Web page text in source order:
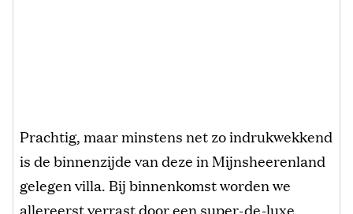
Prachtig, maar minstens net zo indrukwekkend
is de binnenzijde van deze in Mijnsheerenland
gelegen villa. Bij binnenkomst worden we
allereerst verrast door een super-de-luxe